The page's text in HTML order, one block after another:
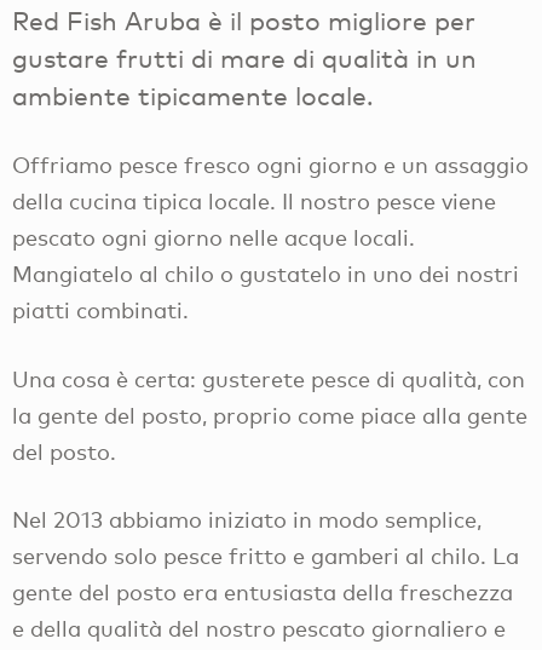
Red Fish Aruba è il posto migliore per
gustare frutti di mare di qualità in un
ambiente tipicamente locale.
Offriamo pesce fresco ogni giorno e un assaggio
della cucina tipica locale. Il nostro pesce viene
pescato ogni giorno nelle acque locali.
Mangiatelo al chilo o gustatelo in uno dei nostri
piatti combinati.
Una cosa è certa: gusterete pesce di qualità, con
la gente del posto, proprio come piace alla gente
del posto.
Nel 2013 abbiamo iniziato in modo semplice,
servendo solo pesce fritto e gamberi al chilo. La
gente del posto era entusiasta della freschezza
e della qualità del nostro pescato giornaliero e